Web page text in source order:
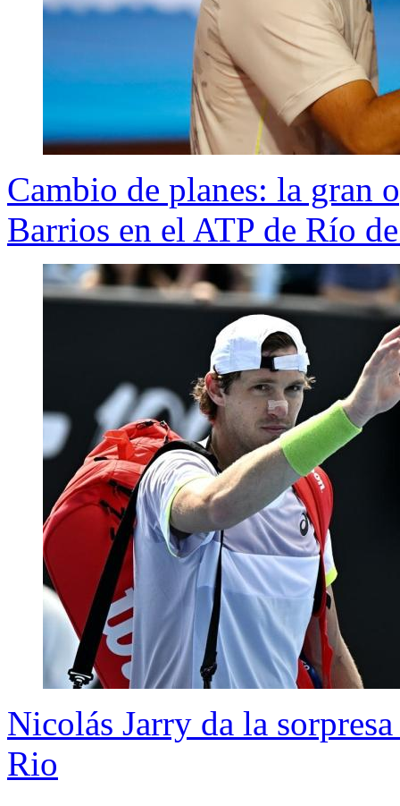
Cambio de planes: la gran
Barrios en el ATP de Río
Nicolás Jarry da la
Rio